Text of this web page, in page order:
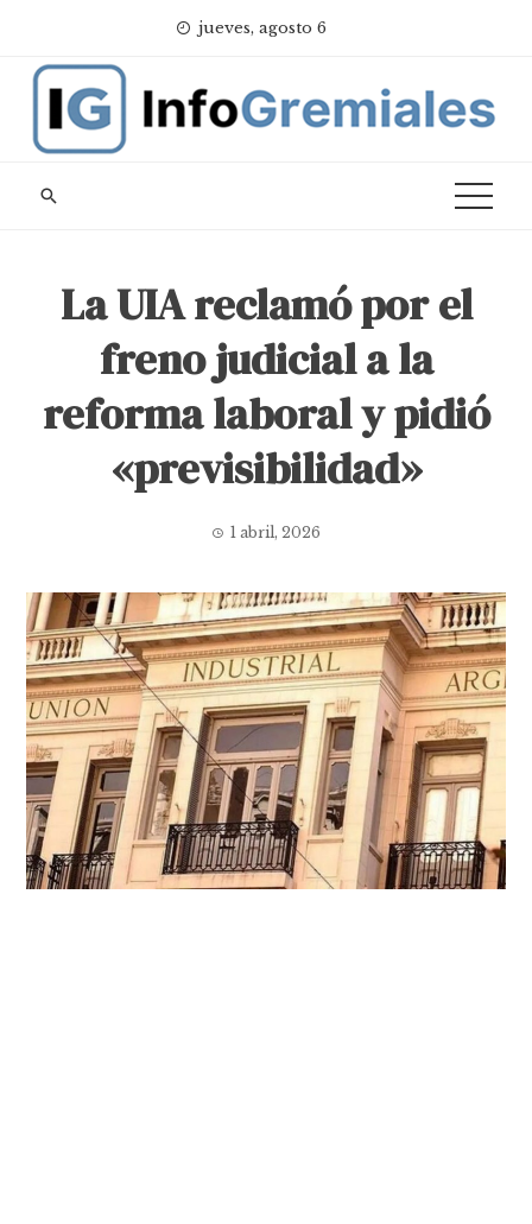
content
jueves, agosto 6
La UIA reclamó por el
freno judicial a la
reforma laboral y pidió
«previsibilidad»
1 abril, 2026